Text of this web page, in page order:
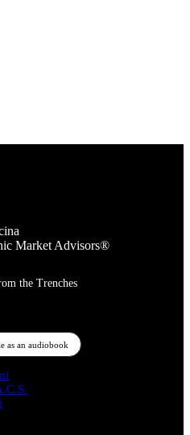
Market Advisors®
the Trenches
as an audiobook